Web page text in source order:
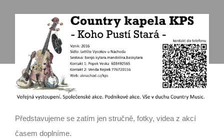
Představujeme se zatím jen stručně, fotky, videa z akcí
časem doplníme.